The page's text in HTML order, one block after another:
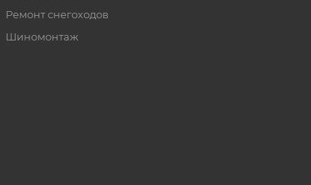
Ремонт снегоходов
Шиномонтаж